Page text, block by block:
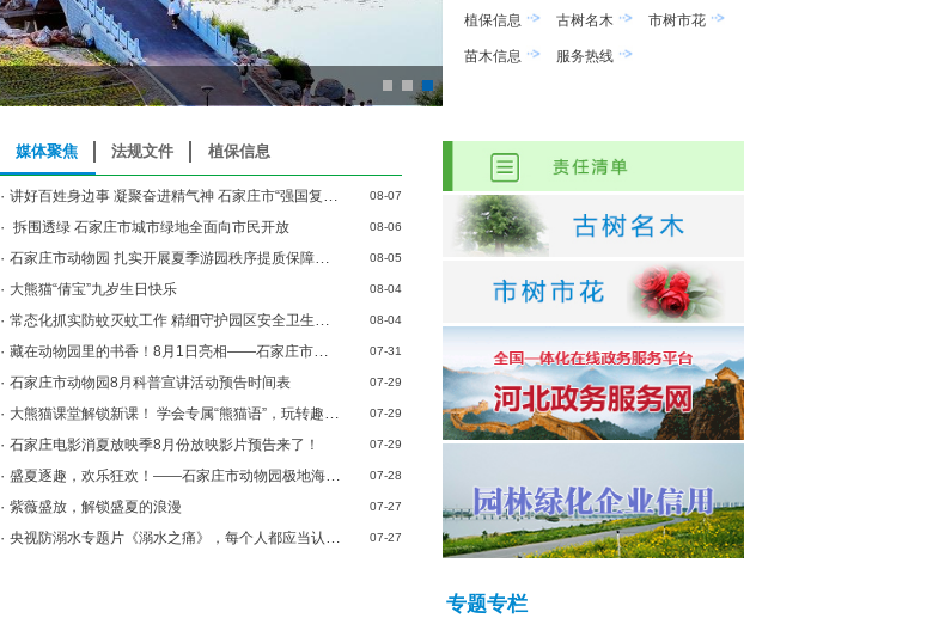
植保信息 古树名木 市树市花
苗木信息 服务热线
媒体聚焦 法规文件 植保信息
·讲好百姓身边事 凝聚奋进精气神 石家庄市“强国复兴有我”——365百姓故事汇首场巡回宣讲反响热烈 08-07
· 拆围透绿 石家庄市城市绿地全面向市民开放 08-06
·石家庄市动物园 扎实开展夏季游园秩序提质保障工作 08-05
· 大熊猫“倩宝”九岁生日快乐 08-04
·常态化抓实防蚊灭蚊工作 精细守护园区安全卫生环境 08-04
·藏在动物园里的书香！8月1日亮相——石家庄市动物园・亲子书屋正式开放 07-31
·石家庄市动物园8月科普宣讲活动预告时间表 07-29
· 大熊猫课堂解锁新课！ 学会专属“熊猫语”，玩转趣味科普 07-29
·石家庄电影消夏放映季8月份放映影片预告来了！ 07-29
·盛夏逐趣，欢乐狂欢！——石家庄市动物园极地海洋世界夏日欢乐嘉年华大巡游火热开启 07-28
·紫薇盛放，解锁盛夏的浪漫 07-27
·央视防溺水专题片《溺水之痛》，每个人都应当认真看完！ 07-27
专题专栏